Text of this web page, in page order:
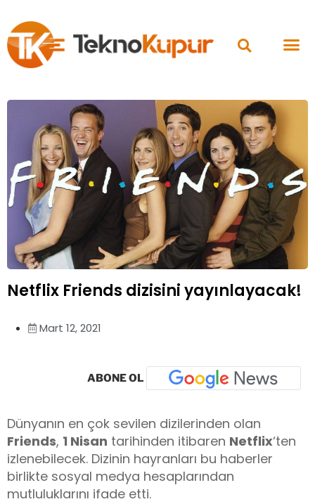
Netflix Friends dizisini yayınlayacak!
Mart 12, 2021
ABONE OL
Dünyanın en çok sevilen dizilerinden olan
Friends, 1 Nisan tarihinden itibaren Netflix‘ten
izlenebilecek. Dizinin hayranları bu haberler
birlikte sosyal medya hesaplarından
mutluluklarını ifade etti.